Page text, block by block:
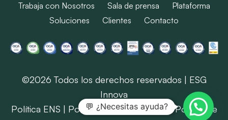
Trabaja con Nosotros Sala de prensa
Plataforma
Soluciones
Clientes Contacto
©2026 Todos los derechos reservados | ESG
Innova
Política ENS | Política SIG|Aviso Legal|Política de
💬 ¿Necesitas ayuda?